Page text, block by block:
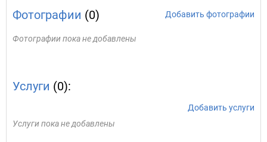
Фотографии (0) Добавить фотографии
Фотографии пока не добавлены
Услуги (0):
Добавить услуги
Услуги пока не добавлены